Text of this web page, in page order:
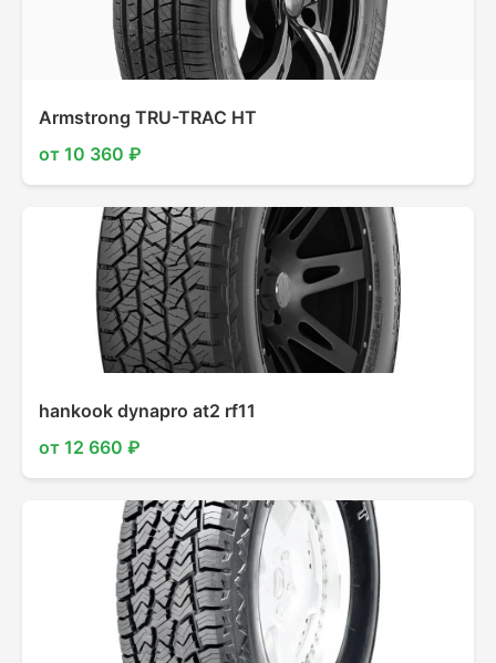
Armstrong TRU-TRAC HT
от 10 360 ₽
hankook dynapro at2 rf11
от 12 660 ₽